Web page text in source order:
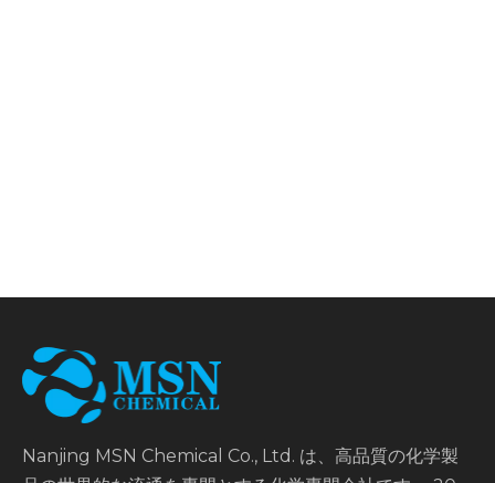
Nanjing MSN Chemical Co., Ltd. は、高品質の化学製